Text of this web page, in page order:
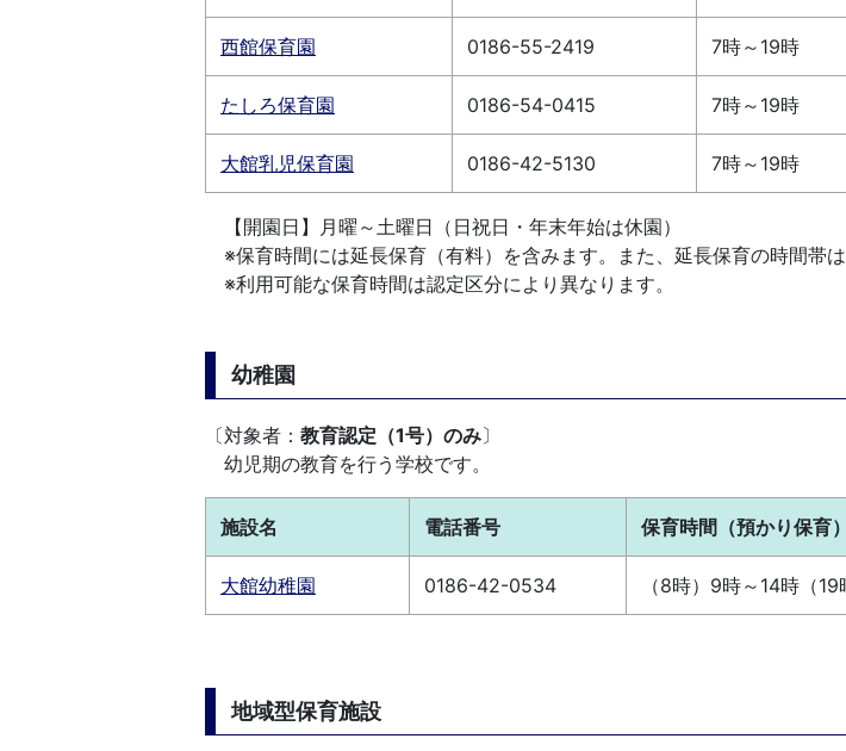
西館保育園 0186-55-2419 7時～19時
たしろ保育園 0186-54-0415 7時～19時
大館乳児保育園 0186-42-5130 7時～19時
【開園日】月曜～土曜日（日祝日・年末年始は休園）
※保育時間には延長保育（有料）を含みます。また、延長保育の時間帯は
※利用可能な保育時間は認定区分により異なります。
幼稚園
〔対象者： 教育認定（1号）のみ〕
幼児期の教育を行う学校です。
施設名 電話番号 保育時間（預かり保育）
大館幼稚園 0186-42-0534 （8時）9時～14時（19
地域型保育施設